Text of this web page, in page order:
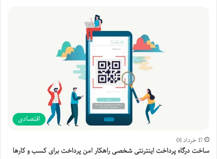
اقتصادی
17 خرداد 01
ساخت درگاه پرداخت اینترنتی شخصی راهکار امن پرداخت برای کسب و کارها